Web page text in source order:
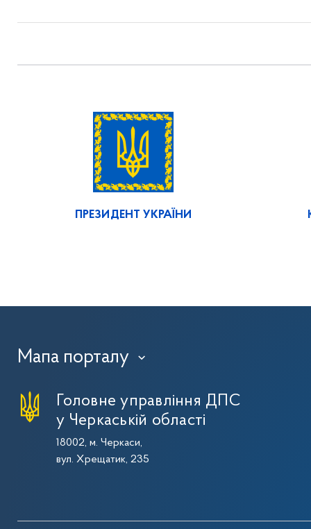
ПРЕЗИДЕНТ УКРАЇНИ
Мапа порталу ›
Головне управління ДПС
у Черкаській області
18002, м. Черкаси,
вул. Хрещатик, 235